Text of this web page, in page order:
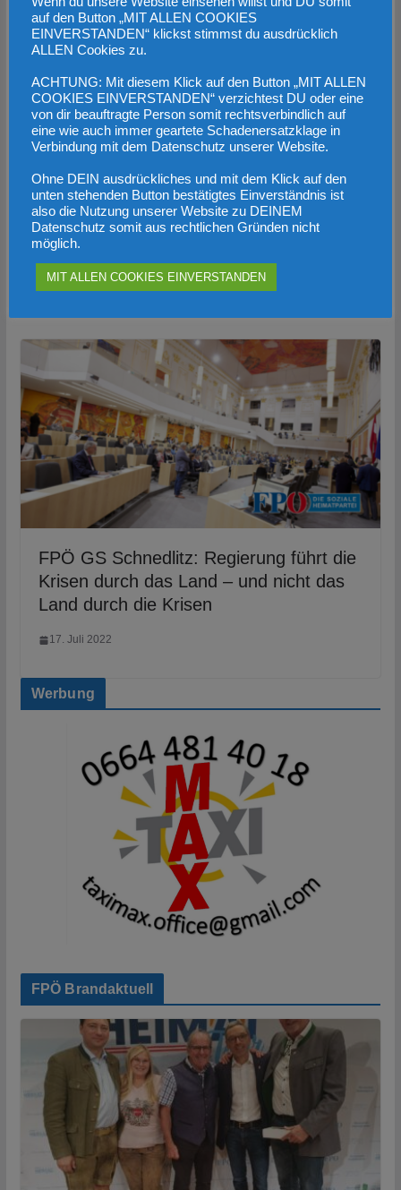
Interview mit BP Kandidat Dr. Walter
Rosenkranz
17. Juli 2022
FPÖ GS Schnedlitz: Regierung führt die
Krisen durch das Land – und nicht das
Land durch die Krisen
17. Juli 2022
Werbung
FPÖ Brandaktuell
auf den Button „MIT ALLEN COOKIES
EINVERSTANDEN“ klickst stimmst du ausdrücklich
ALLEN Cookies zu.
ACHTUNG: Mit diesem Klick auf den Button „MIT ALLEN
COOKIES EINVERSTANDEN“ verzichtest DU oder eine
von dir beauftragte Person somit rechtsverbindlich auf
eine wie auch immer geartete Schadenersatzklage in
Verbindung mit dem Datenschutz unserer Website.
Ohne DEIN ausdrückliches und mit dem Klick auf den
unten stehenden Button bestätigtes Einverständnis ist
also die Nutzung unserer Website zu DEINEM
Datenschutz somit aus rechtlichen Gründen nicht
möglich.
MIT ALLEN COOKIES EINVERSTANDEN